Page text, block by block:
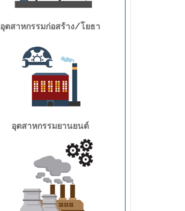
อุตสาหกรรมก่อสร้าง/โยธา
อุตสาหกรรมยานยนต์